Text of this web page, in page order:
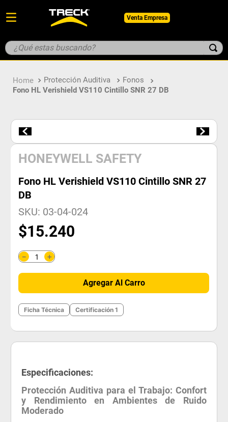
Venta Empresa
¿Qué estas buscando?
Protección Auditiva
Fonos
Fono HL Verishield VS110 Cintillo SNR 27 DB
HONEYWELL SAFETY
Fono HL Verishield VS110 Cintillo SNR 27
DB
SKU: 03-04-024
$15.240
＋
－
Agregar Al Carro
Ficha Técnica Certificación 1
Especificaciones:
Protección Auditiva para el Trabajo: Confort
y Rendimiento en Ambientes de Ruido
Moderado
1. botin
5. casco